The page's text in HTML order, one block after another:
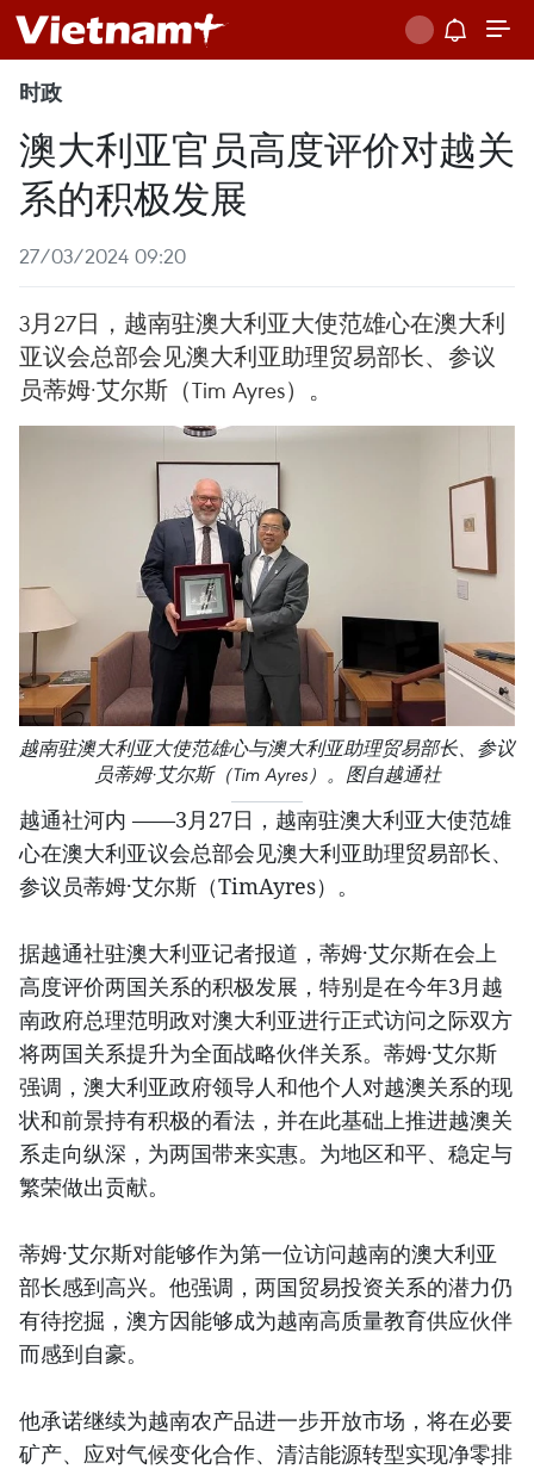
时政
澳大利亚官员高度评价对越关
系的积极发展
27/03/2024 09:20
3月27日，越南驻澳大利亚大使范雄心在澳大利
亚议会总部会见澳大利亚助理贸易部长、参议
员蒂姆·艾尔斯（Tim Ayres）。
越南驻澳大利亚大使范雄心与澳大利亚助理贸易部长、参议
员蒂姆·艾尔斯（Tim Ayres）。图自越通社
越通社河内 ——3月27日，越南驻澳大利亚大使范雄
心在澳大利亚议会总部会见澳大利亚助理贸易部长、
参议员蒂姆·艾尔斯（TimAyres）。
据越通社驻澳大利亚记者报道，蒂姆·艾尔斯在会上
高度评价两国关系的积极发展，特别是在今年3月越
南政府总理范明政对澳大利亚进行正式访问之际双方
将两国关系提升为全面战略伙伴关系。蒂姆·艾尔斯
强调，澳大利亚政府领导人和他个人对越澳关系的现
状和前景持有积极的看法，并在此基础上推进越澳关
系走向纵深，为两国带来实惠。为地区和平、稳定与
繁荣做出贡献。
蒂姆·艾尔斯对能够作为第一位访问越南的澳大利亚
部长感到高兴。他强调，两国贸易投资关系的潜力仍
有待挖掘，澳方因能够成为越南高质量教育供应伙伴
而感到自豪。
他承诺继续为越南农产品进一步开放市场，将在必要
矿产、应对气候变化合作、清洁能源转型实现净零排